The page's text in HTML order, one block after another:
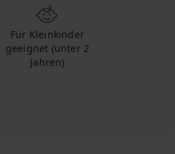
Für Kleinkinder
geeignet (unter 2
Jahren)